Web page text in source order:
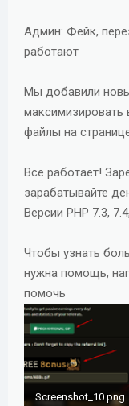
Админ: Фейк,
работают
Мы добавили
максимизировать
файлы на
Все работает!
зарабатывайте
Версии PHP 7.3,
Чтобы узнать
нужна помощь,
помочь
Screenshot_10.png